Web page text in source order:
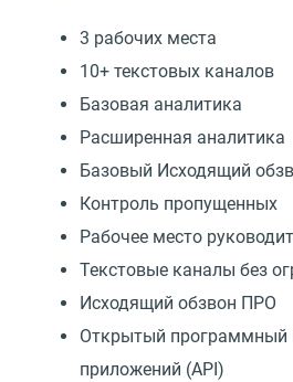
3 рабочих места
10+ текстовых каналов
Базовая аналитика
Расширенная аналитика
Базовый Исходящий
Контроль пропущенных
Рабочее место
Текстовые каналы без
Исходящий обзвон ПРО
Открытый программный
приложений (API)